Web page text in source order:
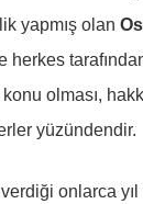
yapmış olan
herkes
olması,
yüzündendir.
verdiği onlarca